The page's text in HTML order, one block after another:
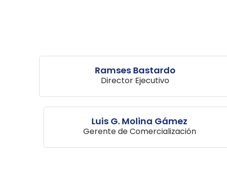
Ramses Bastardo
Director Ejecutivo
Luis G. Molina Gámez
Gerente de Comercialización